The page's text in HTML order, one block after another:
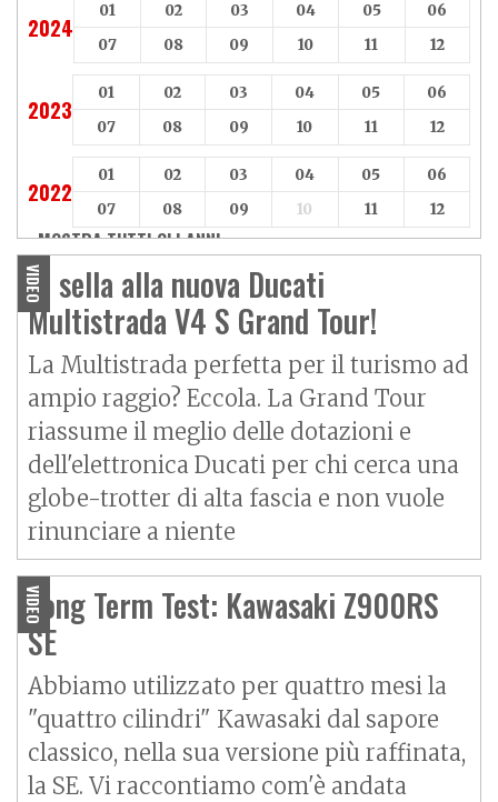
2024
01 02 03 04 05
06
07
08 09 10 11 12
2023
01 02 03 04 05
06
07
08 09 10 11 12
2022
01 02 03 04 05
06
07
08 09 10 11 12
MOSTRA TUTTI GLI ANNI »
VIDEO
In sella alla nuova Ducati
Multistrada V4 S Grand Tour!
La Multistrada perfetta per il turismo ad
ampio raggio? Eccola. La Grand Tour
riassume il meglio delle dotazioni e
dell'elettronica Ducati per chi cerca una
globe-trotter di alta fascia e non vuole
rinunciare a niente
VIDEO
Long Term Test: Kawasaki Z900RS
SE
Abbiamo utilizzato per quattro mesi la
"quattro cilindri" Kawasaki dal sapore
classico, nella sua versione più raffinata,
la SE. Vi raccontiamo com'è andata